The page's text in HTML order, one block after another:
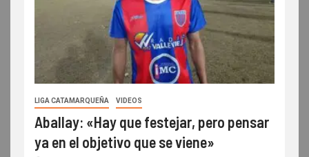
LIGA CATAMARQUEÑA VIDEOS
Aballay: «Hay que festejar, pero pensar
ya en el objetivo que se viene»